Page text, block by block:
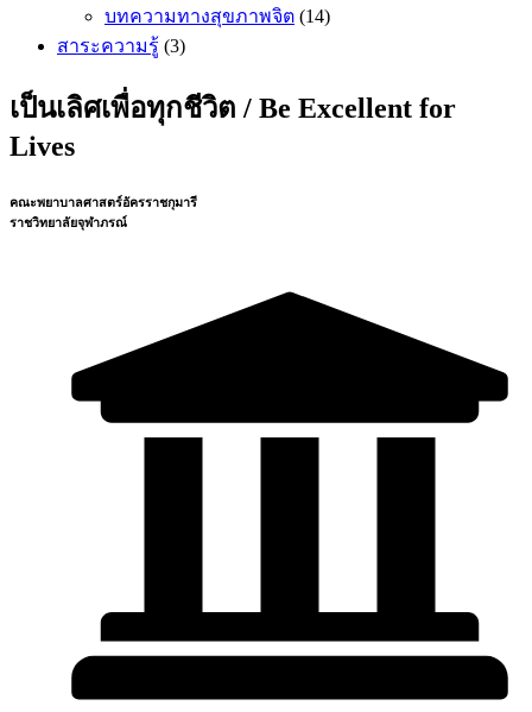
บทความทางสุขภาพจิต (14)
สาระความรู้ (3)
เป็นเลิศเพื่อทุกชีวิต / Be Excellent for
Lives
คณะพยาบาลศาสตร์อัครราชกุมารี
ราชวิทยาลัยจุฬาภรณ์